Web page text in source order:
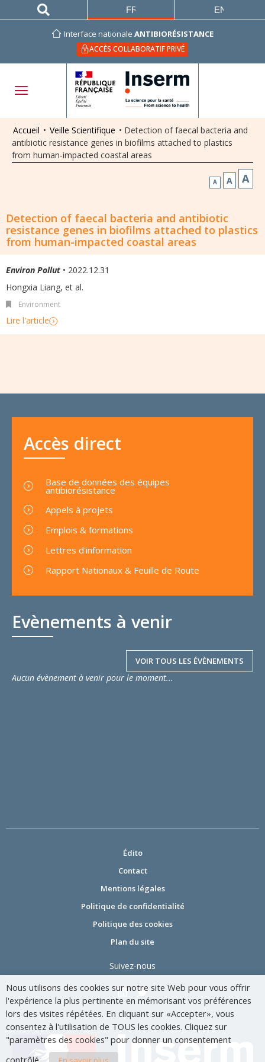
Interface nationale ANTIBIORÉSISTANCE
ACCÈS COLLABORATIF PRIVÉ
FRANÇAIS ENGLISH
Accueil • Veille Scientifique • Detection of faecal bacteria and
antibiotic resistance genes in biofilms attached to plastics
from human-impacted coastal areas
A A A
Detection of faecal bacteria and antibiotic
resistance genes in biofilms attached to plastics
from human-impacted coastal areas
Environ Pollut • 2022.12.31
Hongxia Liang, et al.
Environment
Lire l'article
Evènements à venir
VOIR TOUS LES ÉVÈNEMENTS
Aucun évènement à venir pour le moment...
Accès direct
Base de données des équipes
antibiorésistance
Appels à projets
Emplois & formations
Lettres d'information
Rapport Nationaux & Feuille de Route
Édito
Contact
Mentions légales
Politique de confidentialité
Politique des cookies
Plan du site
Suivez-nous
Nous utilisons des cookies sur notre site Web pour vous offrir
l'expérience la plus pertinente en mémorisant vos préférences
lors des visites répétées. En cliquant sur «Accepter», vous
consentez à l'utilisation de TOUS les cookies. Cliquez sur
"paramètres des cookies" pour donner un consentement
contrôlé.